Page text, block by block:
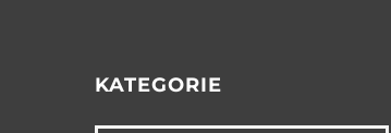
KATEGORIE